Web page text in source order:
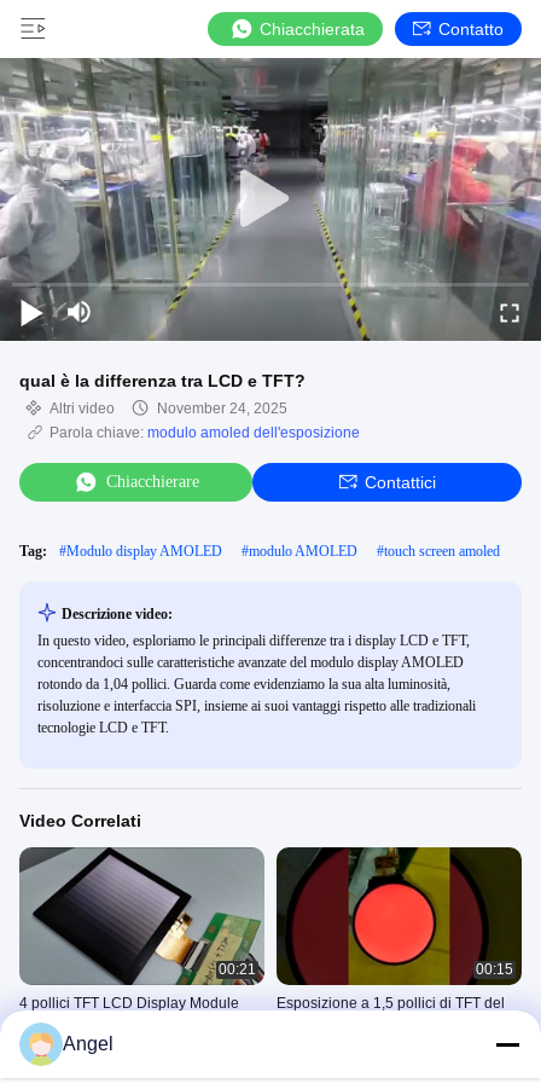
Chiacchierata Contatto
qual è la differenza tra LCD e TFT?
Altri video
November 24, 2025
Parola chiave: modulo amoled dell'esposizione
Chiacchierare Contattici
Tag: #Modulo display AMOLED #modulo AMOLED #touch screen amoled
Descrizione video:
In questo video, esploriamo le principali differenze tra i display LCD e TFT,
concentrandoci sulle caratteristiche avanzate del modulo display AMOLED
rotondo da 1,04 pollici. Guarda come evidenziamo la sua alta luminosità,
risoluzione e interfaccia SPI, insieme ai suoi vantaggi rispetto alle tradizionali
tecnologie LCD e TFT.
Video Correlati
00:21
4 pollici TFT LCD Display Module
480x480 Risoluzione 300nits
Interfaccia SPI+RGB
Esposizione LCD Di TFT
00:15
Esposizione a 1,5 pollici di TFT del
Angel